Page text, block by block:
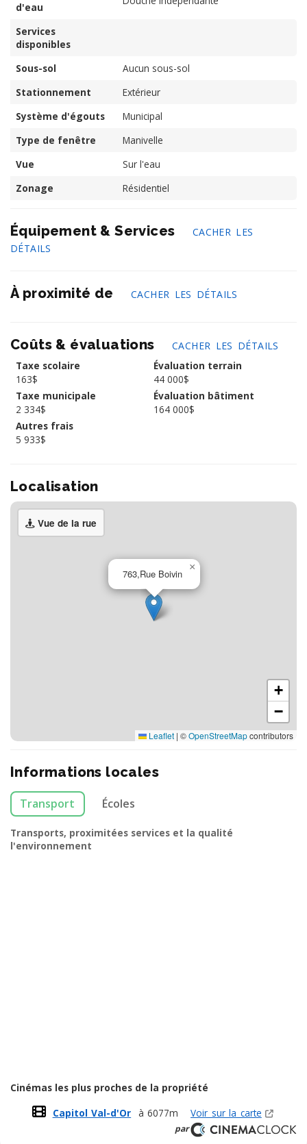
d'eau
Services
disponibles
Sous-sol
Aucun sous-sol
Stationnement
Extérieur
Système d'égouts
Municipal
Type de fenêtre
Manivelle
Vue
Sur l'eau
Zonage
Résidentiel
Équipement & Services
CACHER LES
DÉTAILS
À proximité de CACHER LES DÉTAILS
Coûts & évaluations
CACHER LES DÉTAILS
Taxe scolaire
163$
Taxe municipale
2 334$
Autres frais
5 933$
Évaluation terrain
44 000$
Évaluation bâtiment
164 000$
Localisation
Vue de la rue
763,Rue Boivin
×
+
−
Leaflet | ©OpenStreetMapcontributors
Informations locales
Transport Écoles
Transports, proximitées services et la qualité
l'environnement
Cinémas les plus proches de la propriété
Capitol Val-d'Or à 6077m Voir sur la carte
par